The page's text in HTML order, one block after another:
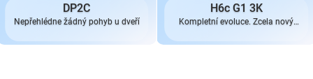
DP2C
Nepřehlédne žádný pohyb u dveří
H6c G1 3K
Kompletní evoluce. Zcela nový